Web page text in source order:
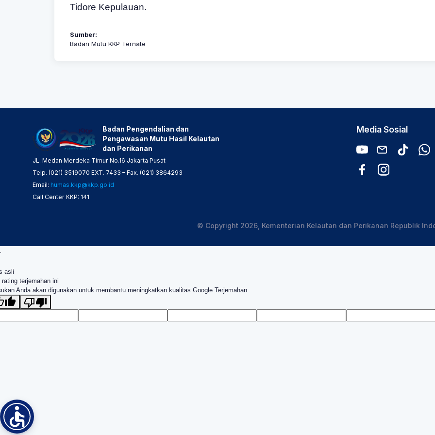
Tidore Kepulauan.
Sumber:
Badan Mutu KKP Ternate
Badan Pengendalian dan
Pengawasan Mutu Hasil Kelautan
dan Perikanan
JL. Medan Merdeka Timur No.16 Jakarta Pusat
Telp. (021) 3519070 EXT. 7433 – Fax. (021) 3864293
Email: humas.kkp@kkp.go.id
Call Center KKP: 141
Media Sosial
© Copyright 2026, Kementerian Kelautan dan Perikanan Republik
.
asli
rating terjemahan ini
Anda akan digunakan untuk membantu meningkatkan kualitas Google Terjemahan